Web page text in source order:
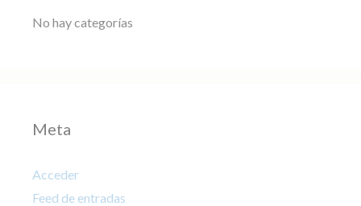
No hay categorías
Meta
Acceder
Feed de entradas